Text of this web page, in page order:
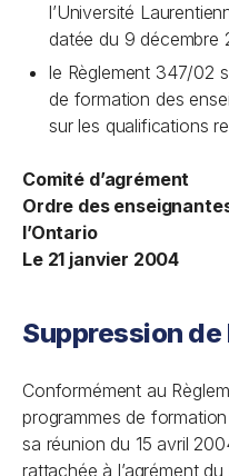
l’Université
datée du 9 décembre
le Règlement 347/02
de formation des
sur les qualifications
Comité d’agrément
Ordre des
l’Ontario
Le 21 janvier 2004
Suppression
Conformément au
programmes de
sa réunion du 15 avril
rattachée à l’agrément